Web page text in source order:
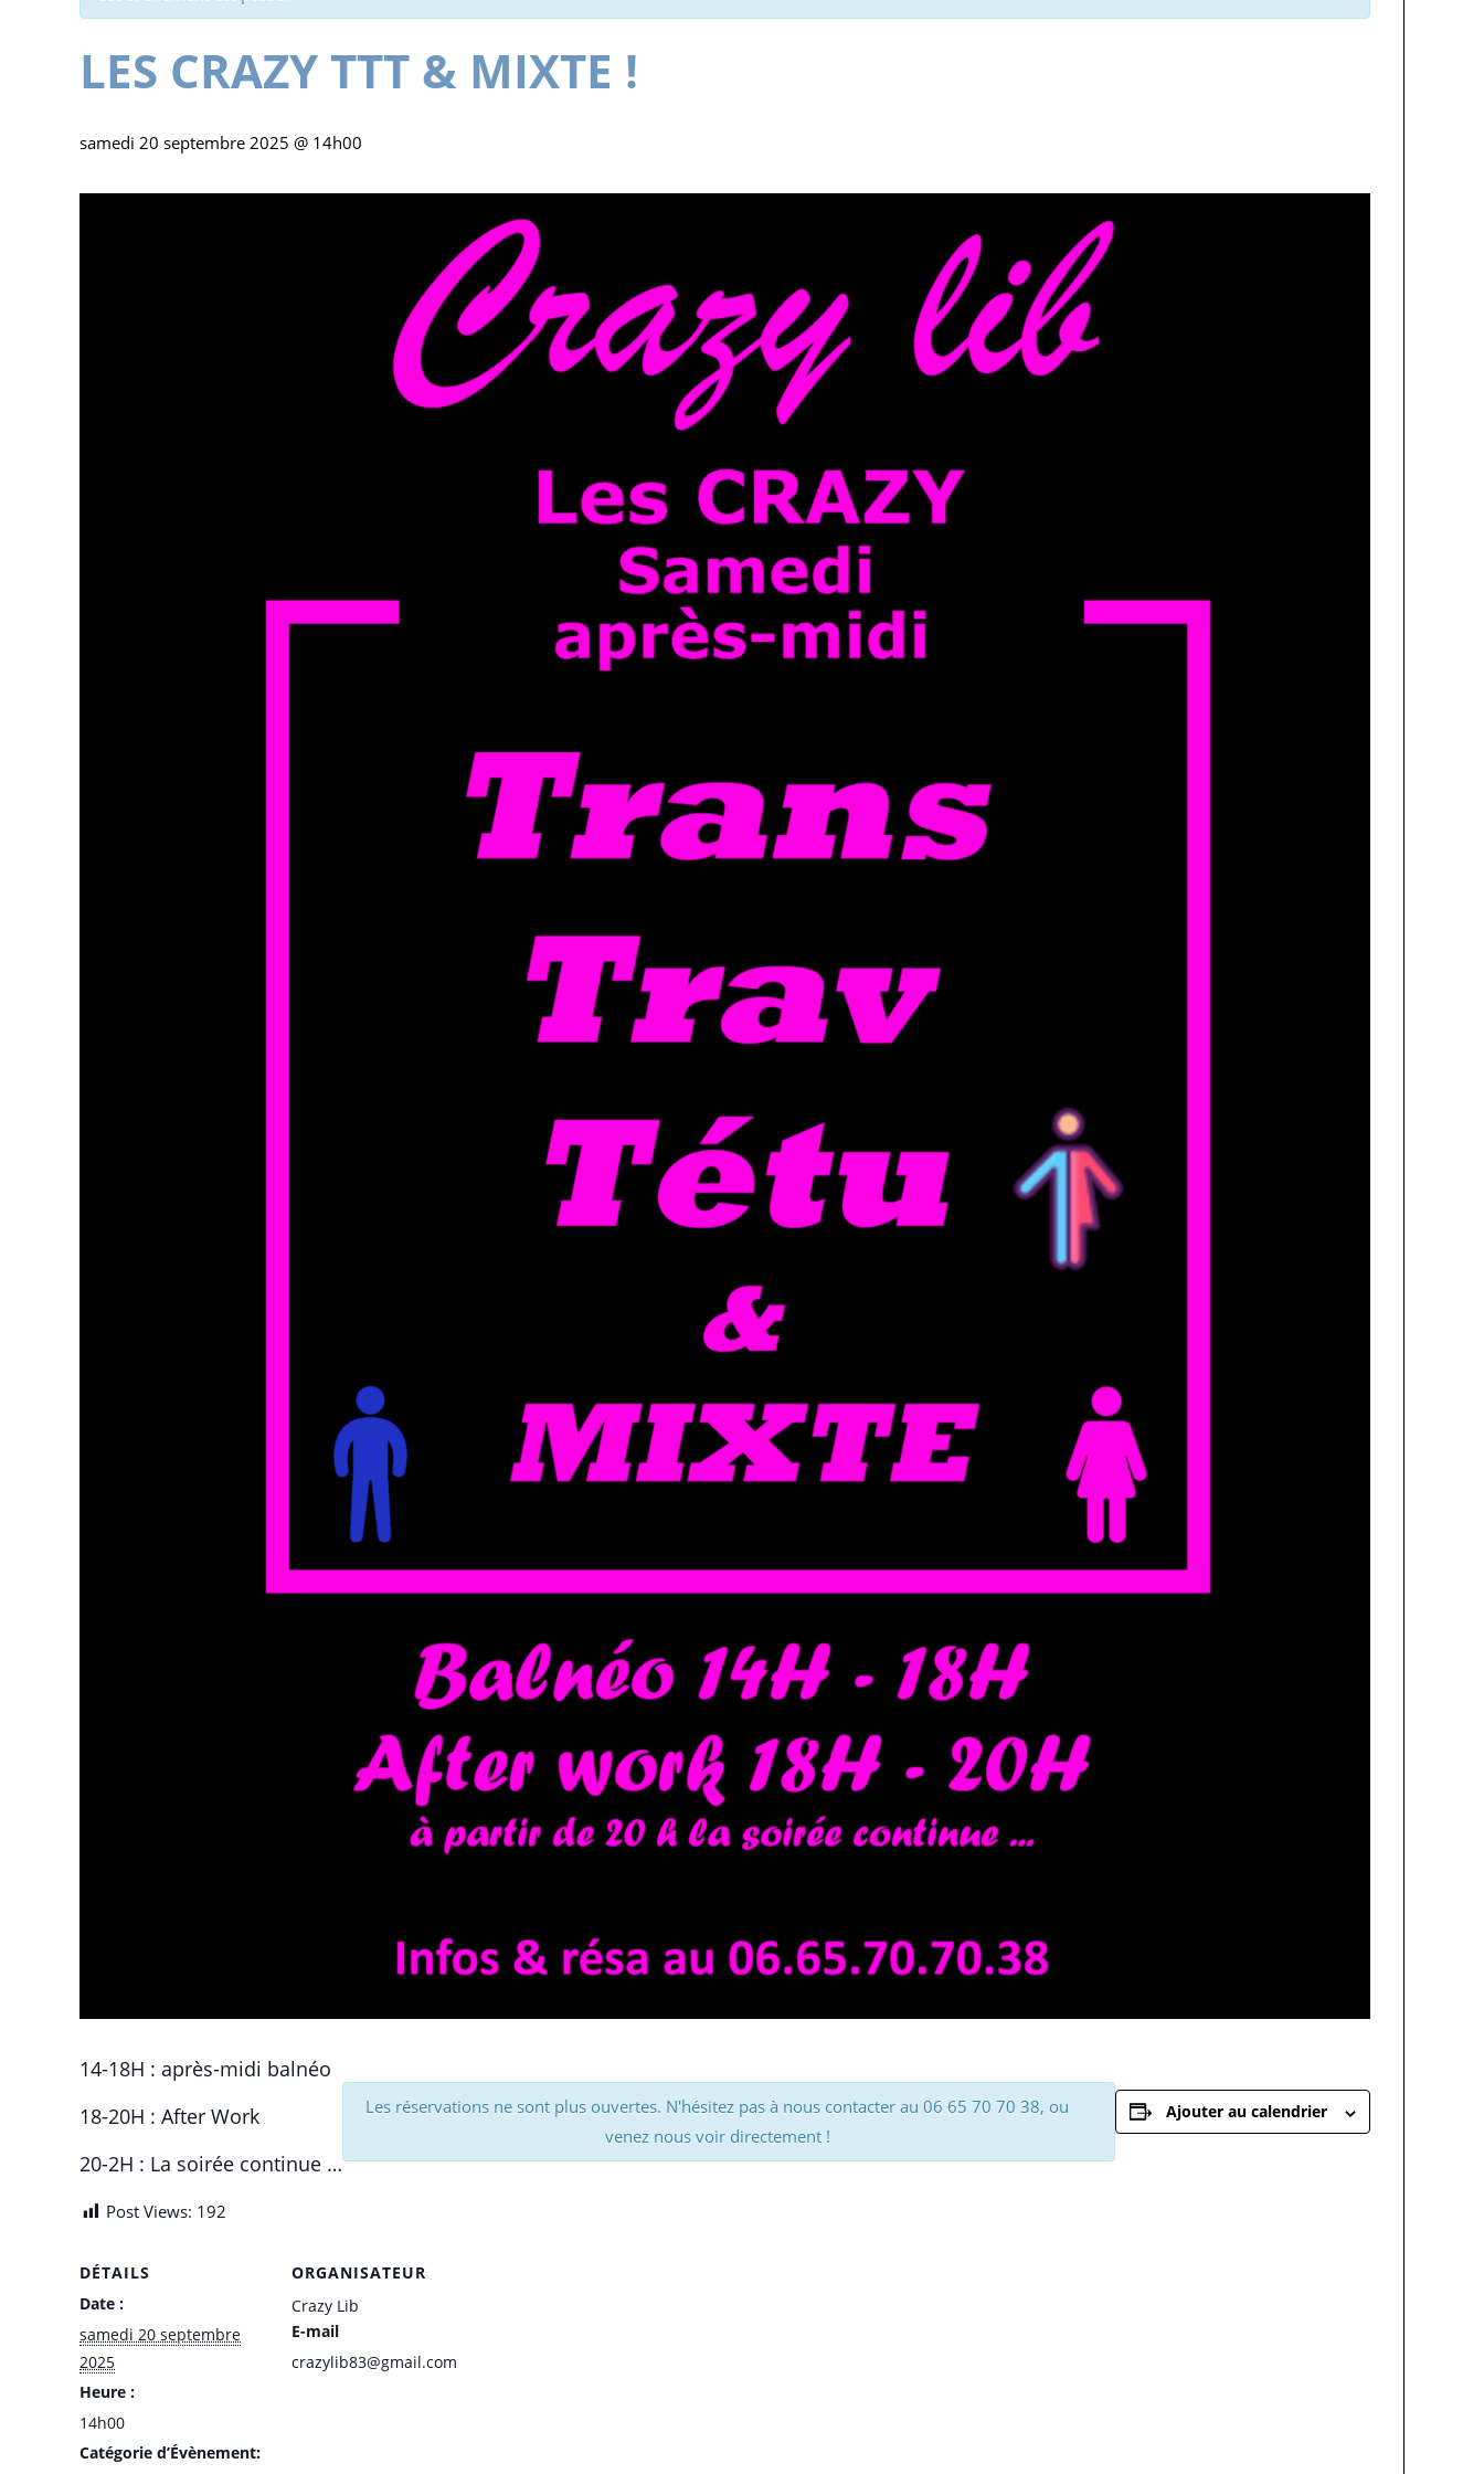
LES CRAZY TTT & MIXTE !
samedi 20 septembre 2025 @ 14h00
14-18H : après-midi balnéo
18-20H : After Work
20-2H : La soirée continue …
Post Views: 192
Les réservations ne sont plus ouvertes. N'hésitez pas à nous contacter au 06 65 70 70 38, ou
venez nous voir directement !
Ajouter au calendrier
DÉTAILS
Date :
samedi 20 septembre
2025
Heure :
14h00
Catégorie d’Évènement:
ORGANISATEUR
Crazy Lib
E-mail
crazylib83@gmail.com